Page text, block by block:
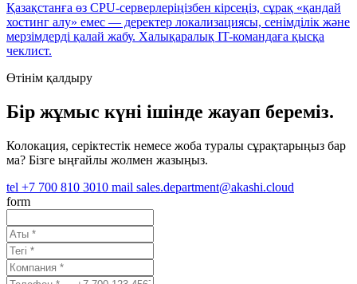
Қазақстанға өз CPU-серверлеріңізбен кірсеңіз, сұрақ «қандай
хостинг алу» емес — деректер локализациясы, сенімділік және
мерзімдерді қалай жабу. Халықаралық IT-командаға қысқа
чеклист.
Өтінім қалдыру
Бір жұмыс күні ішінде жауап береміз.
Колокация, серіктестік немесе жоба туралы сұрақтарыңыз бар
ма? Бізге ыңғайлы жолмен жазыңыз.
tel +7 700 810 3010 mail sales.department@akashi.cloud
form